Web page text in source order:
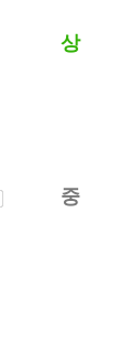
상
중